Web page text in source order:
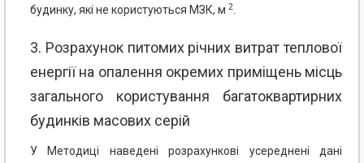
будинку, які не користуються МЗК, м 2.
3. Розрахунок питомих річних витрат теплової
енергії на опалення окремих приміщень місць
загального користування багатоквартирних
будинків масових серій
У Методиці наведені розрахункові усереднені дані